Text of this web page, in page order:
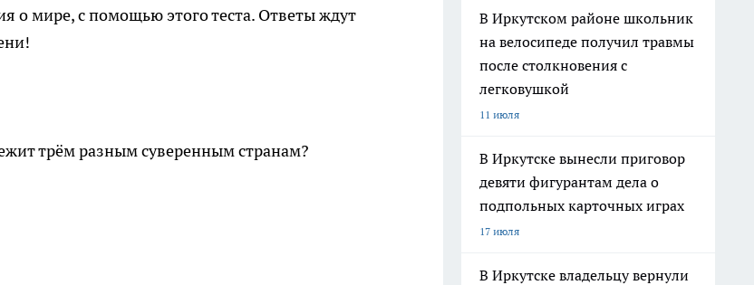
о мире, с помощью этого теста. Ответы ждут
трём разным суверенным странам?
В Иркутском районе школьник
на велосипеде получил травмы
после столкновения с
легковушкой
11 июля
В Иркутске вынесли приговор
девяти фигурантам дела о
подпольных карточных играх
17 июля
В Иркутске владельцу вернули